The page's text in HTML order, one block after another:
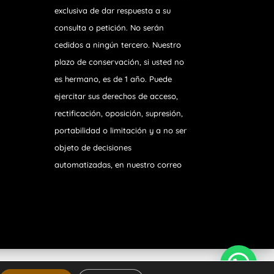
exclusiva de dar respuesta a su
consulta o petición. No serán
cedidos a ningún tercero. Nuestro
plazo de conservación, si usted no
es hermano, es de 1 año. Puede
ejercitar sus derechos de acceso,
rectificación, oposición, supresión,
portabilidad o limitación y a no ser
objeto de decisiones
automatizadas, en nuestro correo